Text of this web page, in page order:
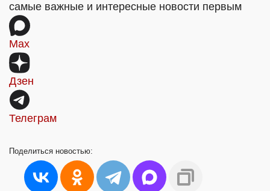
самые важные и интересные новости первым
Max
Дзен
Телеграм
Поделиться новостью: